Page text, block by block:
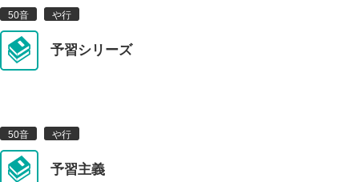
か行(37)
A-Z
QRST(4)
ABCD(3)
50音 や行
予習シリーズ
50音 や行
予習主義